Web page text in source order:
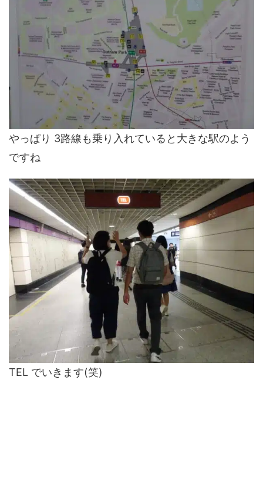
やっぱり 3路線も乗り入れていると大きな駅のよう
ですね
TEL でいきます(笑)